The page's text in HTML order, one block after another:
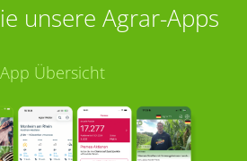
unsere Agrar-Apps
App Übersicht